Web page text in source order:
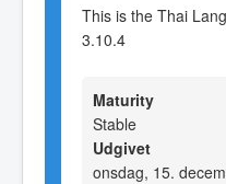
This is the Thai
3.10.4
Maturity
Stable
Udgivet
onsdag, 15.